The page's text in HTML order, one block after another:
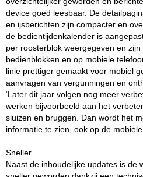
device goed leesbaar. De
en ijsberichten zijn compacter en
de bedientijdenkalender is
per roosterblok weergegeven en
bedienblokken en op mobiele
linie prettiger gemaakt voor mobiel
aanvragen van vergunningen en
‘Later dit jaar volgen nog meer
werken bijvoorbeeld aan het
sluizen en bruggen. Dan wordt het
informatie te zien, ook op de mobiele
Sneller
Naast de inhoudelijke updates is de